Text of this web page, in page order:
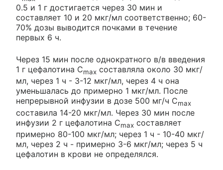
0.5 и 1 г достигается через 30 мин и
составляет 10 и 20 мкг/мл соответственно; 60-
70% дозы выводится почками в течение
первых 6 ч.
Через 15 мин после однократного в/в введения
1 г цефалотина Сmax составляла около 30 мкг/
мл, через 1 ч - 3-12 мкг/мл, через 4 ч она
уменьшалась до примерно 1 мкг/мл. После
непрерывной инфузии в дозе 500 мг/ч Сmax
составила 14-20 мкг/мл. Через 30 мин после
инфузии 2 г цефалотина Сmax составляет
примерно 80-100 мкг/мл; через 1 ч - 10-40 мкг/
мл, через 2 ч - примерно 3-6 мкг/мл; через 5 ч
цефалотин в крови не определялся.